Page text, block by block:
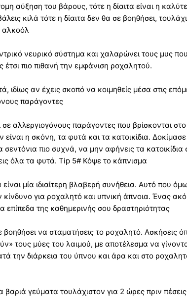
αύξηση του βάρους, τότε η δίαιτα είναι η
κιλά τότε η δίαιτα δεν θα σε βοηθήσει,
αλκοόλ
νευρικό σύστημα και χαλαρώνει τους μυς
έτσι πιο πιθανή την εμφάνιση ροχαλητού.
ιδίως αν έχεις σκοπό να κοιμηθείς μέσα στις
παράγοντες
αλλεργιογόνους παράγοντες που βρίσκονται
η σκόνη, τα φυτά και τα κατοικίδια.
σεντόνια πιο συχνά, να μην αφήνεις τα
όλα τα φυτά. Tip 5# Κόψε το κάπνισμα
μία ιδιαίτερη βλαβερή συνήθεια. Αυτό που
για ροχαλητό και υπνική άπνοια. Ένας
επίπεδα της καθημερινής σου δραστηριότητας
να σταματήσεις το ροχαλητό. Ασκήσεις
τους μύες του λαιμού, με αποτέλεσμα να
την διάρκεια του ύπνου και άρα και στο
γεύματα τουλάχιστον για 2 ώρες πριν